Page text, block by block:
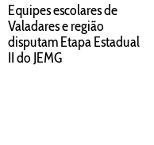
Equipes escolares de
Valadares e região
disputam Etapa Estadual
II do JEMG